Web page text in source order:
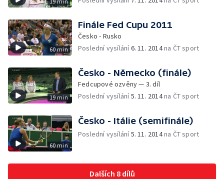
60 min
Finále Fed Cupu 2011
Česko - Rusko
Poslední vysílání6. 11. 2014na ČT sport
19 min
Česko - Německo (finále)
Fedcupové ozvěny — 3. díl
Poslední vysílání5. 11. 2014na ČT sport
60 min
Česko - Itálie (semifinále)
Poslední vysílání5. 11. 2014na ČT sport
Dalších 8 dílů